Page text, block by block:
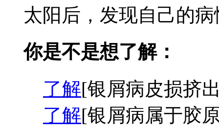
太阳后，发现自己的
你是不是想了解：
了解[银屑病皮损挤
了解[银屑病属于胶